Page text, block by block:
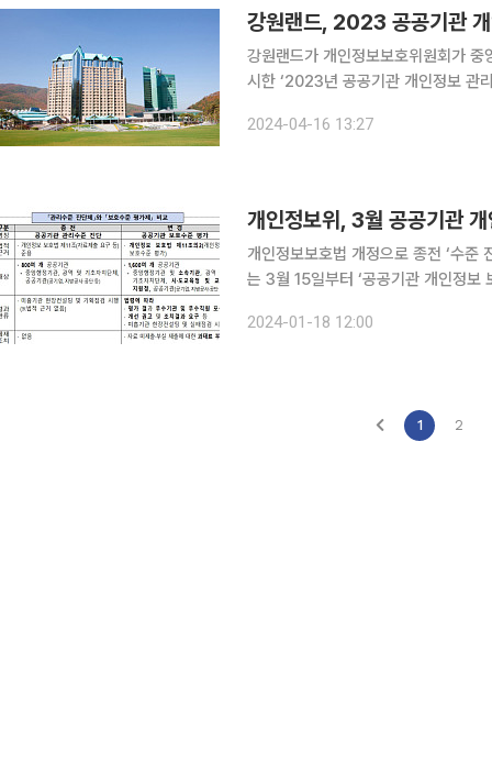
강원랜드, 2023 공공기관 개
강원랜드가 개인정보보호위원회가
시한 ‘2023년 공공기관 개인정보 관리수
2024-04-16 13:27
개인정보위, 3월 공공기관
개인정보보호법 개정으로 종전 ‘수준 진단’→ ‘수준 평가
는 3월 15일부터 ‘공공기관 개인정보 보호
해 개인정보 보호수준 평가대상을 확
2024-01-18 12:00
1 2